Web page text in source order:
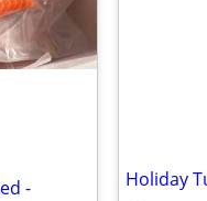
- Holiday